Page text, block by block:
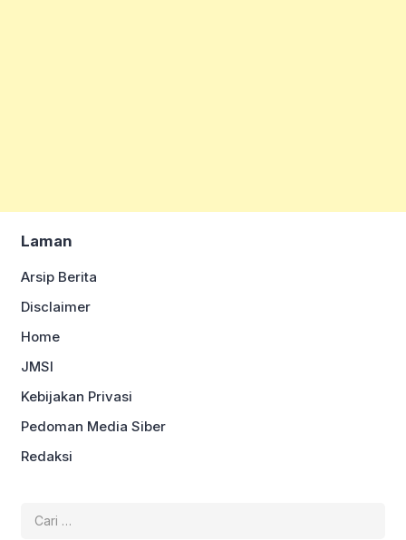
Laman
Arsip Berita
Disclaimer
Home
JMSI
Kebijakan Privasi
Pedoman Media Siber
Redaksi
untuk: